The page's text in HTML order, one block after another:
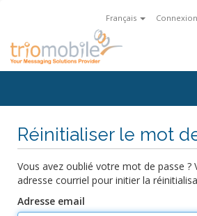
Français Connexion
Réinitialiser le mot
Vous avez oublié votre mot de passe ?
adresse courriel pour initier la
Adresse email